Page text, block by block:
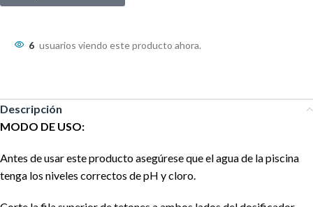
6 usuarios viendo este producto ahora.
Descripción
MODO DE USO:
Antes de usar este producto asegúrese que el agua de la piscina
tenga los niveles correctos de pH y cloro.